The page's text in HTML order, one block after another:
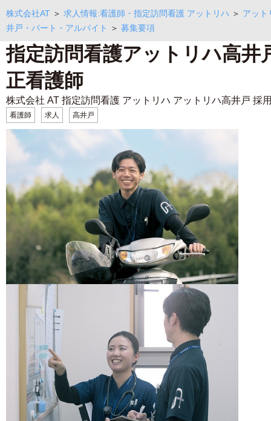
株式会社AT ＞ 求人情報:看護師・指定訪問看護 アットリハ ＞ アット
井戸・パート・アルバイト
＞ 募集要項
指定訪問看護アットリハ高井
正看護師
株式会社 AT 指定訪問看護 アットリハ アットリハ高井戸 採
看護師 求人 高井戸